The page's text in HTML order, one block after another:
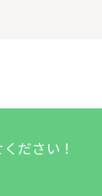
ださい！